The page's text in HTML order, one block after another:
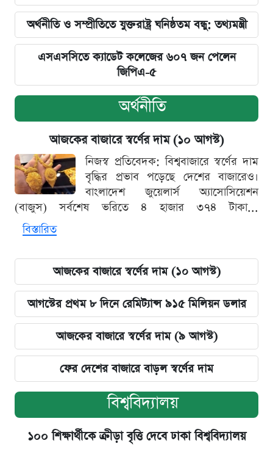
অর্থনীতি ও সম্প্রীতিতে যুক্তরাষ্ট্র ঘনিষ্ঠতম বন্ধু: তথ্যমন্ত্রী
এসএসসিতে ক্যাডেট কলেজের ৬০৭ জন পেলেন
জিপিএ-৫
অর্থনীতি
আজকের বাজারে স্বর্ণের দাম (১০ আগস্ট)
নিজস্ব প্রতিবেদক: বিশ্ববাজারে স্বর্ণের দাম
বৃদ্ধির প্রভাব পড়েছে দেশের বাজারেও।
বাংলাদেশ জুয়েলার্স অ্যাসোসিয়েশন
(বাজুস) সর্বশেষ ভরিতে ৪ হাজার ৩৭৪ টাকা...
বিস্তারিত
আজকের বাজারে স্বর্ণের দাম (১০ আগস্ট)
আগস্টের প্রথম ৮ দিনে রেমিট্যান্স ৯১৫ মিলিয়ন ডলার
আজকের বাজারে স্বর্ণের দাম (৯ আগস্ট)
ফের দেশের বাজারে বাড়ল স্বর্ণের দাম
বিশ্ববিদ্যালয়
১০০ শিক্ষার্থীকে ক্রীড়া বৃত্তি দেবে ঢাকা বিশ্ববিদ্যালয়